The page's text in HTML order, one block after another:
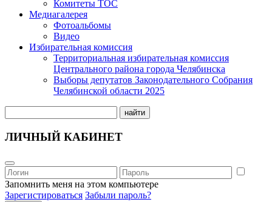
Комитеты ТОС
Медиагалерея
Фотоальбомы
Видео
Избирательная комиссия
Территориальная избирательная комиссия
Центрального района города Челябинска
Выборы депутатов Законодательного Собрания
Челябинской области 2025
найти
ЛИЧНЫЙ КАБИНЕТ
Запомнить меня на этом компьютере
Зарегистироваться Забыли пароль?